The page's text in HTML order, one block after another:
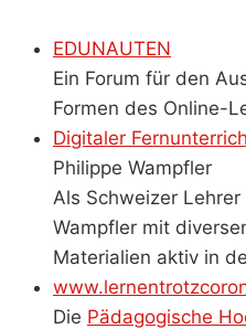
EDUNAUTEN
Ein Forum für den
Formen des Online-
Digitaler
Philippe Wampfler
Als Schweizer
Wampfler mit
Materialien aktiv in
Die Pädagogische